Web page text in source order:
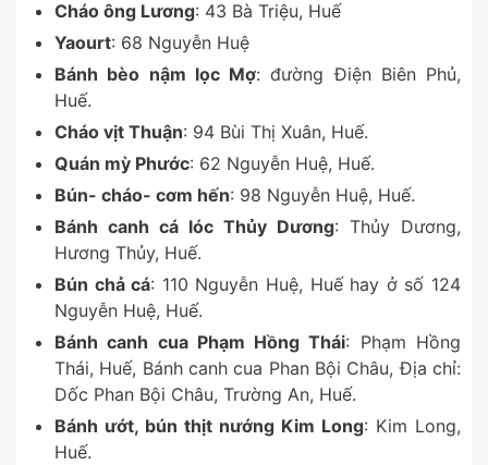
Cháo ông Lương: 43 Bà Triệu, Huế
Yaourt: 68 Nguyễn Huệ
Bánh bèo nậm lọc Mợ: đường Điện Biên Phủ,
Huế.
Cháo vịt Thuận: 94 Bùi Thị Xuân, Huế.
Quán mỳ Phước: 62 Nguyễn Huệ, Huế.
Bún- cháo- cơm hến: 98 Nguyễn Huệ, Huế.
Bánh canh cá lóc Thủy Dương: Thủy Dương,
Hương Thủy, Huế.
Bún chả cá: 110 Nguyễn Huệ, Huế hay ở số 124
Nguyễn Huệ, Huế.
Bánh canh cua Phạm Hồng Thái: Phạm Hồng
Thái, Huế, Bánh canh cua Phan Bội Châu, Địa chỉ:
Dốc Phan Bội Châu, Trường An, Huế.
Bánh ướt, bún thịt nướng Kim Long: Kim Long,
Huế.